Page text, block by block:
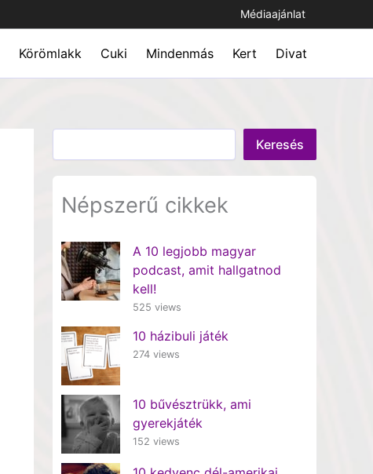
Médiaajánlat
Körömlakk Cuki Mindenmás Kert Divat
Keresés
Népszerű cikkek
A 10 legjobb magyar
podcast, amit hallgatnod
kell!
525 views
10 házibuli játék
274 views
10 bűvésztrükk, ami
gyerekjáték
152 views